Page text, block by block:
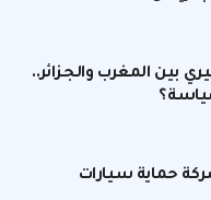
بين المغرب والجزائر..
حماية سيارات